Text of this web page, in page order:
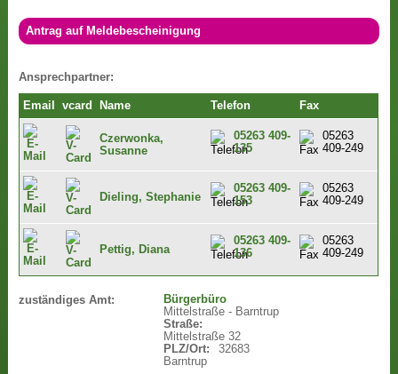
Antrag auf Meldebescheinigung
Ansprechpartner:
Email vcard Name Telefon Fax
Czerwonka,
Susanne
05263 409-
135
05263
409-249
Dieling, Stephanie
05263 409-
153
05263
409-249
Pettig, Diana
05263 409-
136
05263
409-249
zuständiges Amt:
Bürgerbüro
Mittelstraße - Barntrup
Straße:
Mittelstraße 32
PLZ/Ort:
32683
Barntrup